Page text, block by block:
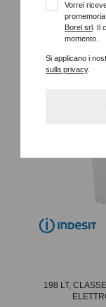
198 LT,
Vorrei
Borel srl . Il
momento.
Si applicano i
sulla privacy.